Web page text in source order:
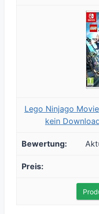
Lego Ninjago
kein